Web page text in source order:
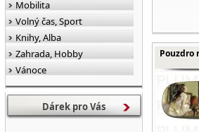
Pouzdro
Mobilita
Volný čas, Sport
Knihy, Alba
Zahrada, Hobby
Vánoce
Dárek pro Vás